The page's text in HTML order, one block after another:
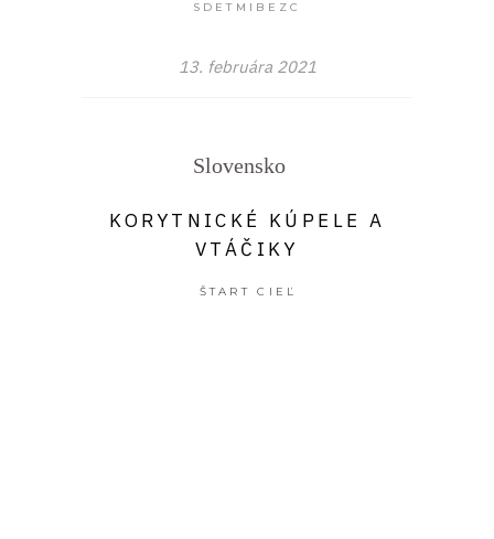
SDETMIBEZC
13. februára 2021
Slovensko
KORYTNICKÉ KÚPELE A
VTÁČIKY
ŠTART CIEĽ